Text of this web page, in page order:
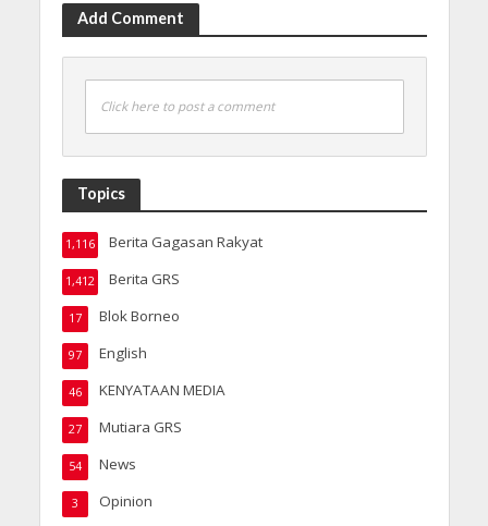
Add Comment
Click here to post a comment
Topics
Berita Gagasan Rakyat
1,116
Berita GRS
1,412
Blok Borneo
17
English
97
KENYATAAN MEDIA
46
Mutiara GRS
27
News
54
Opinion
3